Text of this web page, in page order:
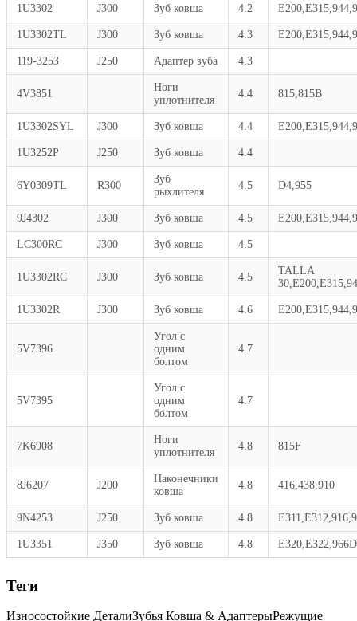
1U3302 J300 Зуб ковша 4.2
1U3302TL J300 Зуб ковша 4.3
119-3253 J250 Адаптер зуба 4.3
4V3851
Ноги
уплотнителя
4.4 815,815B
1U3302SYL J300 Зуб ковша 4.4
1U3252P J250 Зуб ковша 4.4
6Y0309TL R300
Зуб
рыхлителя
4.5 D4,955
9J4302 J300 Зуб ковша 4.5
LC300RC J300 Зуб ковша 4.5
1U3302RC J300 Зуб ковша 4.5
TALLA
1U3302R J300 Зуб ковша 4.6
5V7396
Угол с
одним
болтом
4.7
5V7395
Угол с
одним
болтом
4.7
7K6908
Ноги
уплотнителя
4.8 815F
8J6207 J200
Наконечники
ковша
4.8 416,438,910
9N4253 J250 Зуб ковша 4.8
1U3351 J350 Зуб ковша 4.8
Теги
Износостойкие ДеталиЗубья Ковша & АдаптерыРежущие